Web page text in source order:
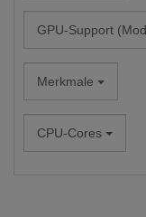
GPU-Support
Merkmale
CPU-Cores